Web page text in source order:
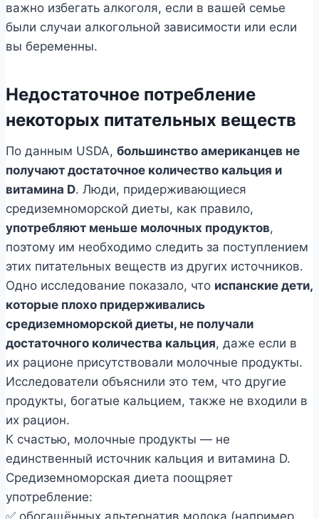
важно избегать алкоголя, если в вашей семье
были случаи алкогольной зависимости или если
вы беременны.
Недостаточное потребление
некоторых питательных веществ
По данным USDA, большинство американцев не
получают достаточное количество кальция и
витамина D. Люди, придерживающиеся
средиземноморской диеты, как правило,
употребляют меньше молочных продуктов,
поэтому им необходимо следить за поступлением
этих питательных веществ из других источников.
Одно исследование показало, что испанские дети,
которые плохо придерживались
средиземноморской диеты, не получали
достаточного количества кальция, даже если в
их рационе присутствовали молочные продукты.
Исследователи объяснили это тем, что другие
продукты, богатые кальцием, также не входили в
их рацион.
К счастью, молочные продукты — не
единственный источник кальция и витамина D.
Средиземноморская диета поощряет
употребление:
✅ обогащённых альтернатив молока (например,